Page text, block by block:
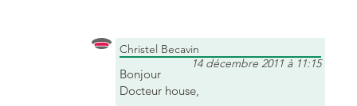
Christel Becavin
14 décembre 2011 à 11:15
Bonjour
Docteur house,